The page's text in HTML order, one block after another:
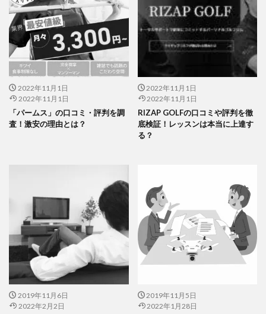
2022年11月1日
2022年11月1日
「パームス」の口コミ・評判を調
査！激安の理由とは？
2022年11月1日
2022年11月1日
RIZAP GOLFの口コミや評判を徹
底検証！レッスンは本当に上達す
る？
2019年11月6日
2022年2月2日
2019年11月5日
2022年1月28日